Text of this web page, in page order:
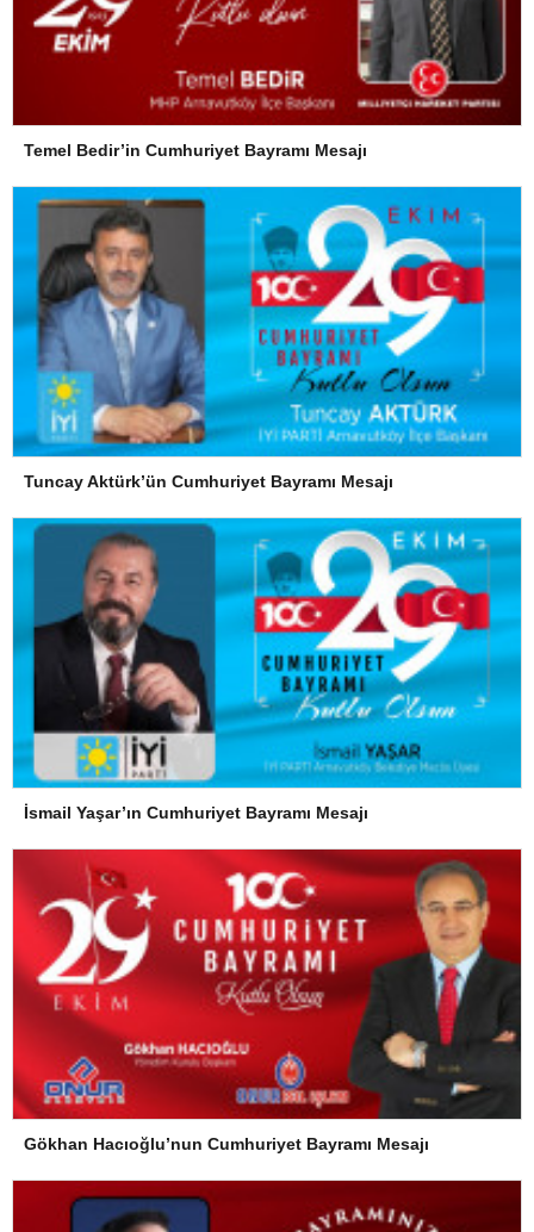
Temel Bedir’in Cumhuriyet Bayramı Mesajı
Tuncay Aktürk’ün Cumhuriyet Bayramı Mesajı
İsmail Yaşar’ın Cumhuriyet Bayramı Mesajı
Gökhan Hacıoğlu’nun Cumhuriyet Bayramı Mesajı